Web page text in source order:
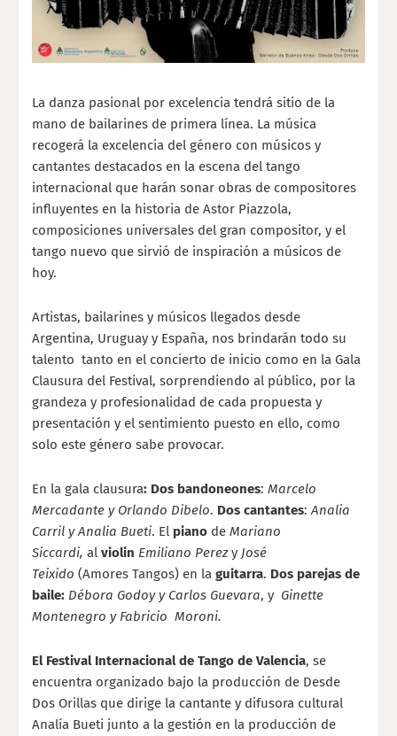
La danza pasional por excelencia tendrá sitio de la
mano de bailarines de primera línea. La música
recogerá la excelencia del género con músicos y
cantantes destacados en la escena del tango
internacional que harán sonar obras de compositores
influyentes en la historia de Astor Piazzola,
composiciones universales del gran compositor, y el
tango nuevo que sirvió de inspiración a músicos de
hoy.
Artistas, bailarines y músicos llegados desde
Argentina, Uruguay y España, nos brindarán todo su
talento tanto en el concierto de inicio como en la Gala
Clausura del Festival, sorprendiendo al público, por la
grandeza y profesionalidad de cada propuesta y
presentación y el sentimiento puesto en ello, como
solo este género sabe provocar.
En la gala clausura: Dos bandoneones: Marcelo
Mercadante y Orlando Dibelo. Dos cantantes: Analia
Carril y Analia Bueti. El piano de Mariano
Siccardi, al violin Emiliano Perezy José
Teixido (Amores Tangos) en la guitarra. Dos parejas de
baile: Débora Godoy y Carlos Guevara, y Ginette
Montenegro y Fabricio Moroni.
El Festival Internacional de Tango de Valencia, se
encuentra organizado bajo la producción de Desde
Dos Orillas que dirige la cantante y difusora cultural
Analía Bueti junto a la gestión en la producción de